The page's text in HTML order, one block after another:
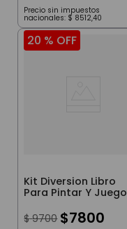
Precio sin impuestos
nacionales: $ 8512,40
20 % OFF
Kit Diversion Libro
Para Pintar Y Juego
$ 9700 $7800